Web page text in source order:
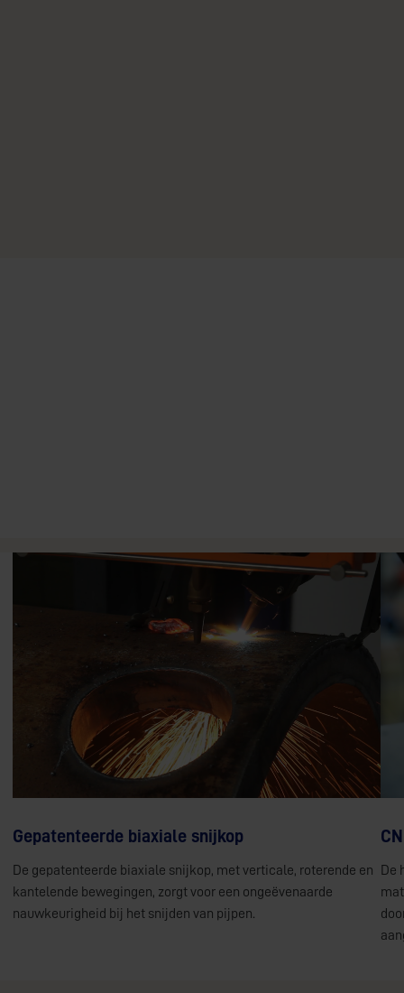
Gepatenteerde biaxiale snijkop
De gepatenteerde biaxiale snijkop, met verticale, roterende en
kantelende bewegingen, zorgt voor een ongeëvenaarde
nauwkeurigheid bij het snijden van pijpen.
De